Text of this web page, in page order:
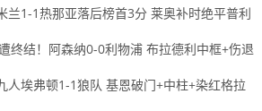
兰1-1热那亚落后榜首3分 莱奥补时绝平普利
终结！阿森纳0-0利物浦 布拉德利中框+伤退
人埃弗顿1-1狼队 基恩破门+中柱+染红格拉